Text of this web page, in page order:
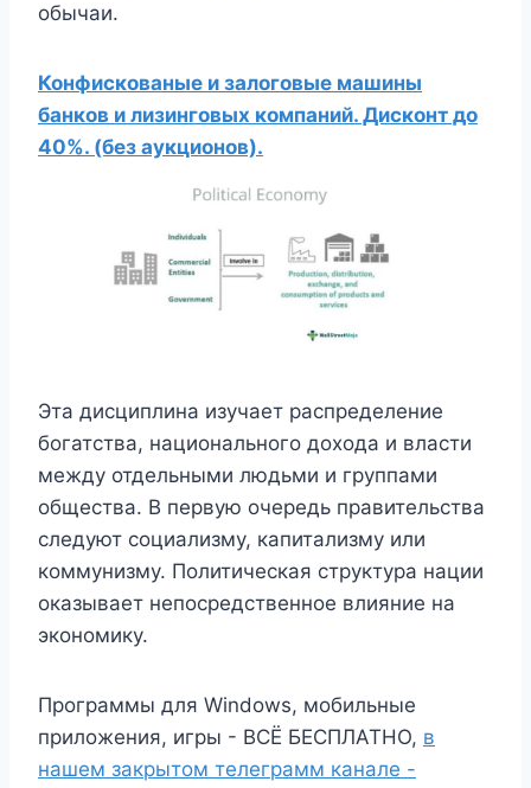
обычаи.
Конфискованые и залоговые машины
банков и лизинговых компаний. Дисконт до
40%. (без аукционов).
Эта дисциплина изучает распределение
богатства, национального дохода и власти
между отдельными людьми и группами
общества. В первую очередь правительства
следуют социализму, капитализму или
коммунизму. Политическая структура нации
оказывает непосредственное влияние на
экономику.
Программы для Windows, мобильные
приложения, игры - ВСЁ БЕСПЛАТНО, в
нашем закрытом телеграмм канале -